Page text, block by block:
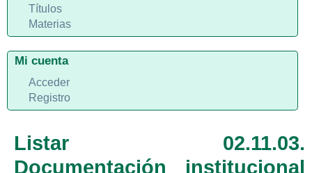
Listar 02.11.03.
Documentación institucional
Títulos
Materias
Mi cuenta
Acceder
Registro